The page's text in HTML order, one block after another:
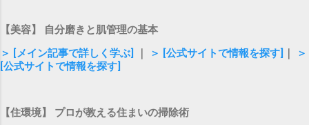
【美容】 自分磨きと肌管理の基本
＞ [メイン記事で詳しく学ぶ]
＞ [公式サイトで情報を探す]
＞
[公式サイトで情報を探す]
【住環境】 プロが教える住まいの掃除術